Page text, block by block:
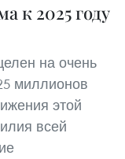
к 2025 году
на очень
миллионов
этой
всей